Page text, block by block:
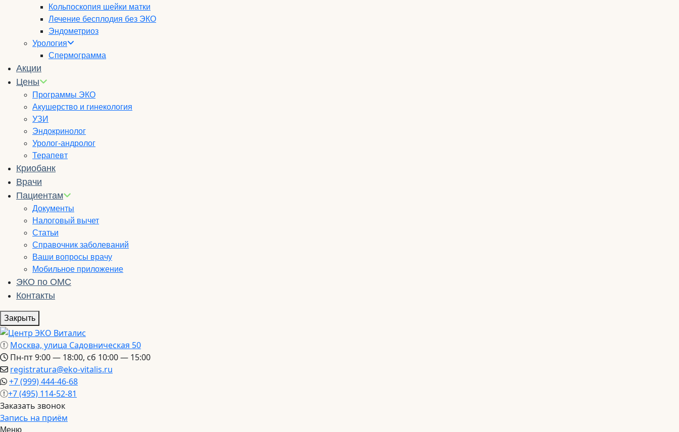
Кольпоскопия шейки матки
Лечение бесплодия без ЭКО
Эндометриоз
Урология
Спермограмма
Акции
Цены
Программы ЭКО
Акушерство и гинекология
УЗИ
Эндокринолог
Уролог-андролог
Терапевт
Криобанк
Врачи
Пациентам
Документы
Налоговый вычет
Статьи
Справочник заболеваний
Ваши вопросы врачу
Мобильное приложение
ЭКО по ОМС
Контакты
Закрыть
Москва, улица Садовническая 50
Пн-пт 9:00 — 18:00, сб 10:00 — 15:00
registratura@eko-vitalis.ru
+7 (999) 444-46-68
+7 (495) 114-52-81
Заказать звонок
Запись на приём
Меню